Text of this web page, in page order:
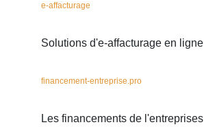
e-affacturage
Solutions d'e-affacturage en ligne
financement-entreprise.pro
Les financements de l'entreprises